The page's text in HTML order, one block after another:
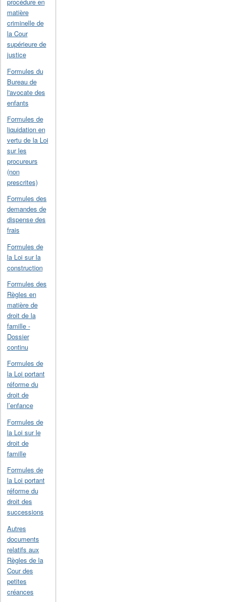
matière
criminelle de
la Cour
supérieure de
justice
Formules du
Bureau de
l'avocate des
enfants
Formules de
liquidation en
vertu de la Loi
sur les
procureurs
(non
prescrites)
Formules des
demandes de
dispense des
frais
Formules de
la Loi sur la
construction
Formules des
Règles en
matière de
droit de la
famille -
Dossier
continu
Formules de
la Loi portant
réforme du
droit de
l’enfance
Formules de
la Loi sur le
droit de
famille
Formules de
la Loi portant
réforme du
droit des
successions
Autres
documents
relatifs aux
Règles de la
Cour des
petites
créances